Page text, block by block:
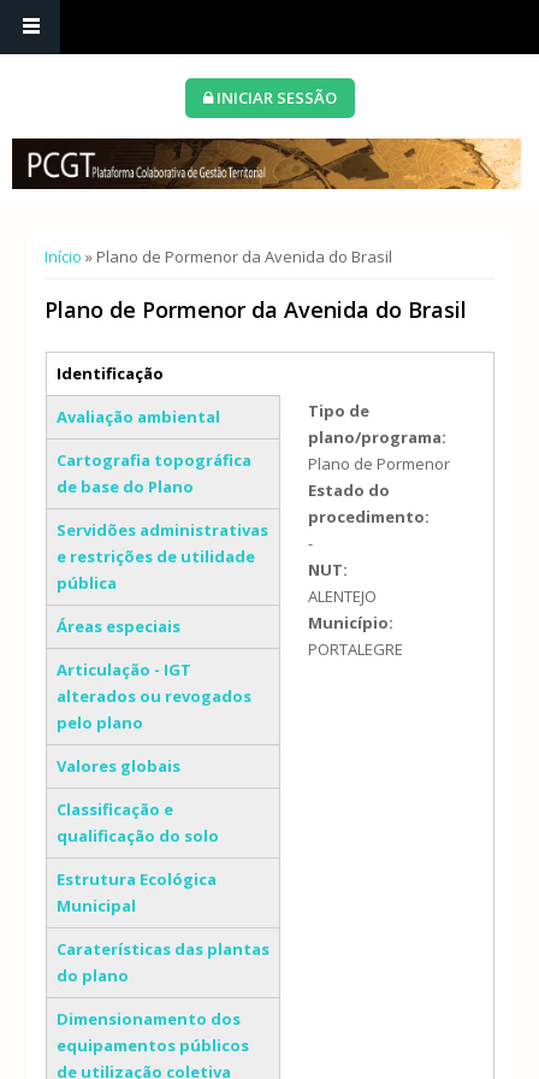
INICIAR SESSÃO
Está aqui
Início » Plano de Pormenor da Avenida do Brasil
Plano de Pormenor da Avenida do Brasil
Separadores verticais
Identificação
(separador ativo)
Avaliação ambiental
Cartografia topográfica
de base do Plano
Servidões administrativas
e restrições de utilidade
pública
Áreas especiais
Articulação - IGT
alterados ou revogados
pelo plano
Valores globais
Classificação e
qualificação do solo
Estrutura Ecológica
Municipal
Caraterísticas das plantas
do plano
Dimensionamento dos
equipamentos públicos
de utilização coletiva
Tipo de
plano/programa:
Plano de Pormenor
Estado do
procedimento:
-
NUT:
ALENTEJO
Município:
PORTALEGRE